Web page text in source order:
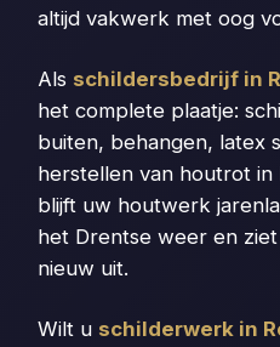
altijd vakwerk met oog
Als schildersbedrijf in
het complete plaatje:
buiten, behangen, latex
herstellen van houtrot
blijft uw houtwerk
het Drentse weer en
nieuw uit.
Wilt u schilderwerk in